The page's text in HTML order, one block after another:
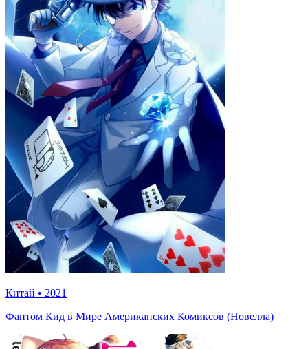
Китай • 2021
Фантом Кид в Мире Американских Комиксов (Новелла)